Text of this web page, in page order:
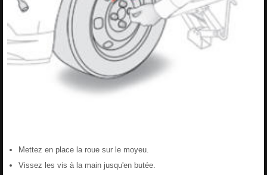
Mettez en place la roue sur le moyeu.
Vissez les vis à la main jusqu'en butée.